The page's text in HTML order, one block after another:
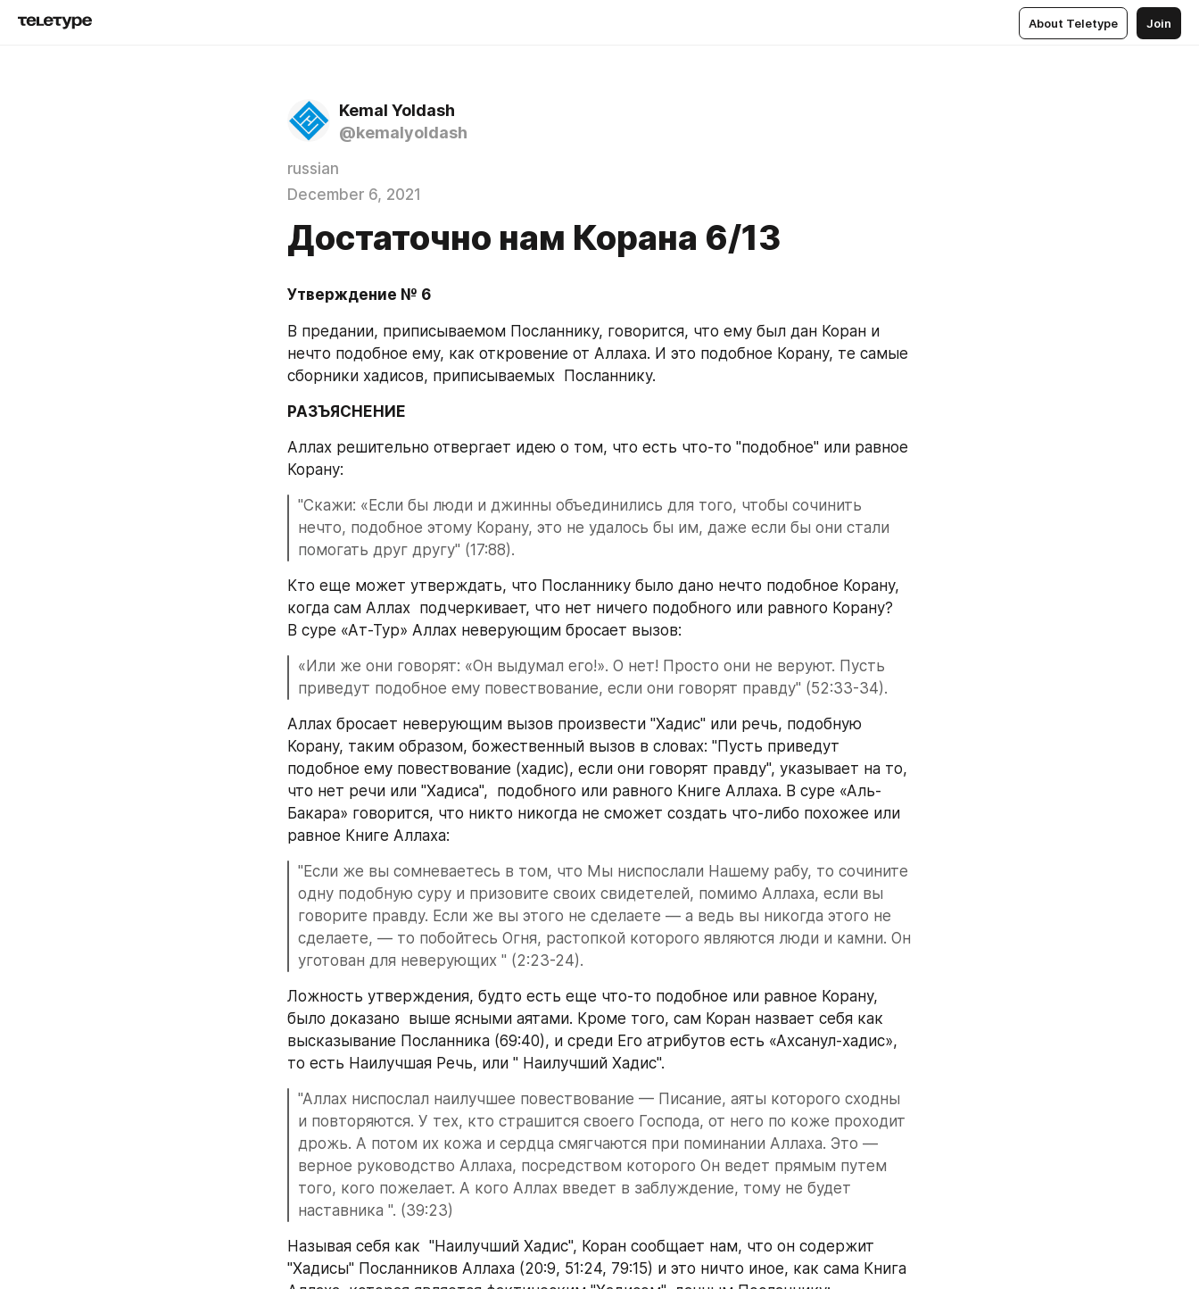
About Teletype Join
Kemal Yoldash
@kemalyoldash
russian
December 6, 2021
Достаточно нам Корана 6/13
Утверждение № 6
В предании, приписываемом Посланнику, говорится, что ему был дан Коран и
нечто подобное ему, как откровение от Аллаха. И это подобное Корану, те самые
сборники хадисов, приписываемых  Посланнику.
РАЗЪЯСНЕНИЕ
Аллах решительно отвергает идею о том, что есть что-то "подобное" или равное
Корану:
"Скажи: «Если бы люди и джинны объединились для того, чтобы сочинить
нечто, подобное этому Корану, это не удалось бы им, даже если бы они стали
помогать друг другу" (17:88).
Кто еще может утверждать, что Посланнику было дано нечто подобное Корану,
когда сам Аллах  подчеркивает, что нет ничего подобного или равного Корану?
В суре «Ат-Тур» Аллах неверующим бросает вызов:
«Или же они говорят: «Он выдумал его!». О нет! Просто они не веруют. Пусть
приведут подобное ему повествование, если они говорят правду" (52:33-34).
Аллах бросает неверующим вызов произвести "Хадис" или речь, подобную
Корану, таким образом, божественный вызов в словах: "Пусть приведут
подобное ему повествование (хадис), если они говорят правду", указывает на то,
что нет речи или "Хадиса",  подобного или равного Книге Аллаха. В суре «Аль-
Бакара» говорится, что никто никогда не сможет создать что-либо похожее или
равное Книге Аллаха:
"Если же вы сомневаетесь в том, что Мы ниспослали Нашему рабу, то сочините
одну подобную суру и призовите своих свидетелей, помимо Аллаха, если вы
говорите правду. Если же вы этого не сделаете — а ведь вы никогда этого не
сделаете, — то побойтесь Огня, растопкой которого являются люди и камни. Он
уготован для неверующих " (2:23-24).
Ложность утверждения, будто есть еще что-то подобное или равное Корану,
было доказано  выше ясными аятами. Кроме того, сам Коран назвает себя как
высказывание Посланника (69:40), и среди Его атрибутов есть «Ахсанул-хадис»,
то есть Наилучшая Речь, или " Наилучший Хадис".
"Аллах ниспослал наилучшее повествование — Писание, аяты которого сходны
и повторяются. У тех, кто страшится своего Господа, от него по коже проходит
дрожь. А потом их кожа и сердца смягчаются при поминании Аллаха. Это —
верное руководство Аллаха, посредством которого Он ведет прямым путем
того, кого пожелает. А кого Аллах введет в заблуждение, тому не будет
наставника ". (39:23)
Называя себя как  "Наилучший Хадис", Коран сообщает нам, что он содержит
"Хадисы" Посланников Аллаха (20:9, 51:24, 79:15) и это ничто иное, как сама Книга